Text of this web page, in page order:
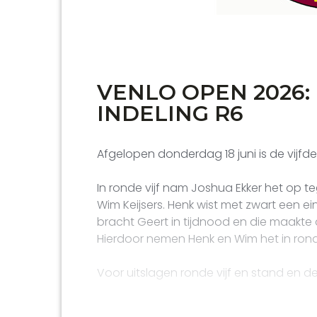
Een aantal partijen van team
Hoogt, is te bekijken omdat de
VENLO OPEN 2026:
INDELING R6
Afgelopen donderdag 18 juni is de
In ronde vijf nam Joshua Ekker het op
Wim Keijsers. Henk wist met zwart een
bracht Geert in tijdnood en die
Hierdoor nemen Henk en Wim het in
Voor uitslagen ronde vijf en stand en